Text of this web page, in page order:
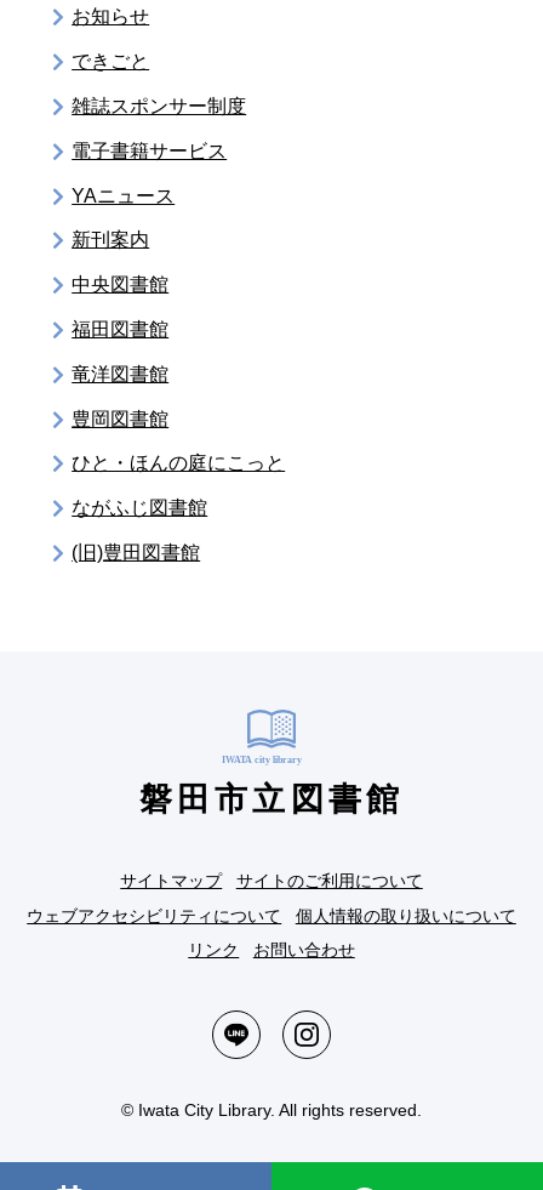
お知らせ
できごと
雑誌スポンサー制度
電子書籍サービス
YAニュース
新刊案内
中央図書館
福田図書館
竜洋図書館
豊岡図書館
ひと・ほんの庭にこっと
ながふじ図書館
(旧)豊田図書館
磐田市立図書館
サイトマップ
サイトのご利用について
ウェブアクセシビリティについて
個人情報の取り扱いについて
リンク
お問い合わせ
© Iwata City Library. All rights reserved.